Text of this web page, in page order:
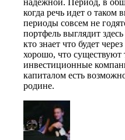
когда речь идет о таком
периоды совсем не
портфель выглядит
кто знает что будет
хорошо, что существуют
инвестиционные
капиталом есть
родине.